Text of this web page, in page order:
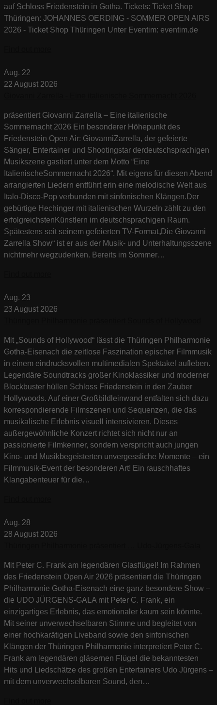
auf Schloss Friedenstein in Gotha. Tickets: Ticket Shop
Thüringen: JOHANNES OERDING - SOMMER OPEN AIRS
2026 - Ticket Shop Thüringen Unter Eventim: eventim.de
Aug. 22
22 August 2026
präsentiert Giovanni Zarrella – Eine italienische
Sommernacht 2026 Ein besonderer Höhepunkt des
Friedenstein Open Air: GiovanniZarrella, der gefeierte
Sänger, Entertainer und Shootingstar derdeutschsprachigen
Musikszene gastiert unter dem Motto “Eine
ItalienischeSommernacht 2026“. Mit eigens für diesen Abend
arrangierten Liedern entführt erin eine melodische Welt aus
Italo-Disco-Pop verbunden mit sinfonischen Klängen.Der
gebürtige Hechinger mit italienischen Wurzeln zählt zu den
erfolgreichstenKünstlern im deutschsprachigen Raum.
Spätestens seit seinem gefeierten TV-Format„Die Giovanni
Zarrella Show“ ist er aus der Musik- und Unterhaltungsszene
nichtmehr wegzudenken. Bereits im Sommer…
Aug. 23
23 August 2026
Mit „Sounds of Hollywood“ lässt die Thüringen Philharmonie
Gotha-Eisenach die zeitlose Faszination epischer Filmmusik
in einem eindrucksvollen multimedialen Spektakel aufleben.
Legendäre Soundtracks großer Kinoklassiker und moderner
Blockbuster hüllen Schloss Friedenstein in den Zauber
Hollywoods. Auf einer Großbildleinwand entfalten sich dazu
korrespondierende Filmszenen und Sequenzen, die das
musikalische Erlebnis visuell intensivieren. Dieses
außergewöhnliche Konzert richtet sich nicht nur an
passionierte Filmkenner, sondern verspricht auch jungen
Kino- und Musikbegeisterten unvergessliche Momente – ein
Filmmusik-Event der besonderen Art! Ein rauschhaftes
Klangabenteuer für die…
Aug. 28
28 August 2026
Mit Peter C. Frank am legendären Glasflügel! Im Rahmen
des Friedenstein Open Air 2026 präsentiert die Thüringen
Philharmonie Gotha-Eisenach eine ganz besondere Show –
die UDO JÜRGENS-GALA mit Peter C. Frank, ein
einzigartiges Erlebnis, das emotionaler kaum sein könnte.
Mit seiner unverwechselbaren Stimme und begleitet von
einer hochkarätigen Liveband sowie den sinfonischen
Klängen der Thüringen Philharmonie interpretiert Peter C.
Frank am legendären gläsernen Flügel die bekanntesten
Hits und Liedschätze des großen Entertainers Udo Jürgens –
mit dem unverwechselbaren Sound, den…